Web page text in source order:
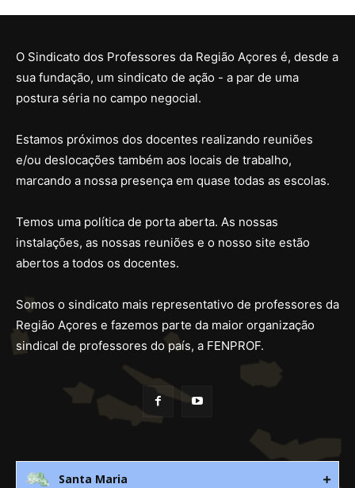
O Sindicato dos Professores da Região Açores é, desde a
sua fundação, um sindicato de ação - a par de uma
postura séria no campo negocial.
Estamos próximos dos docentes realizando reuniões
e/ou deslocações também aos locais de trabalho,
marcando a nossa presença em quase todas as escolas.
Temos uma política de porta aberta. As nossas
instalações, as nossas reuniões e o nosso site estão
abertos a todos os docentes.
Somos o sindicato mais representativo de professores da
Região Açores e fazemos parte da maior organização
sindical de professores do país, a FENPROF.
Santa Maria